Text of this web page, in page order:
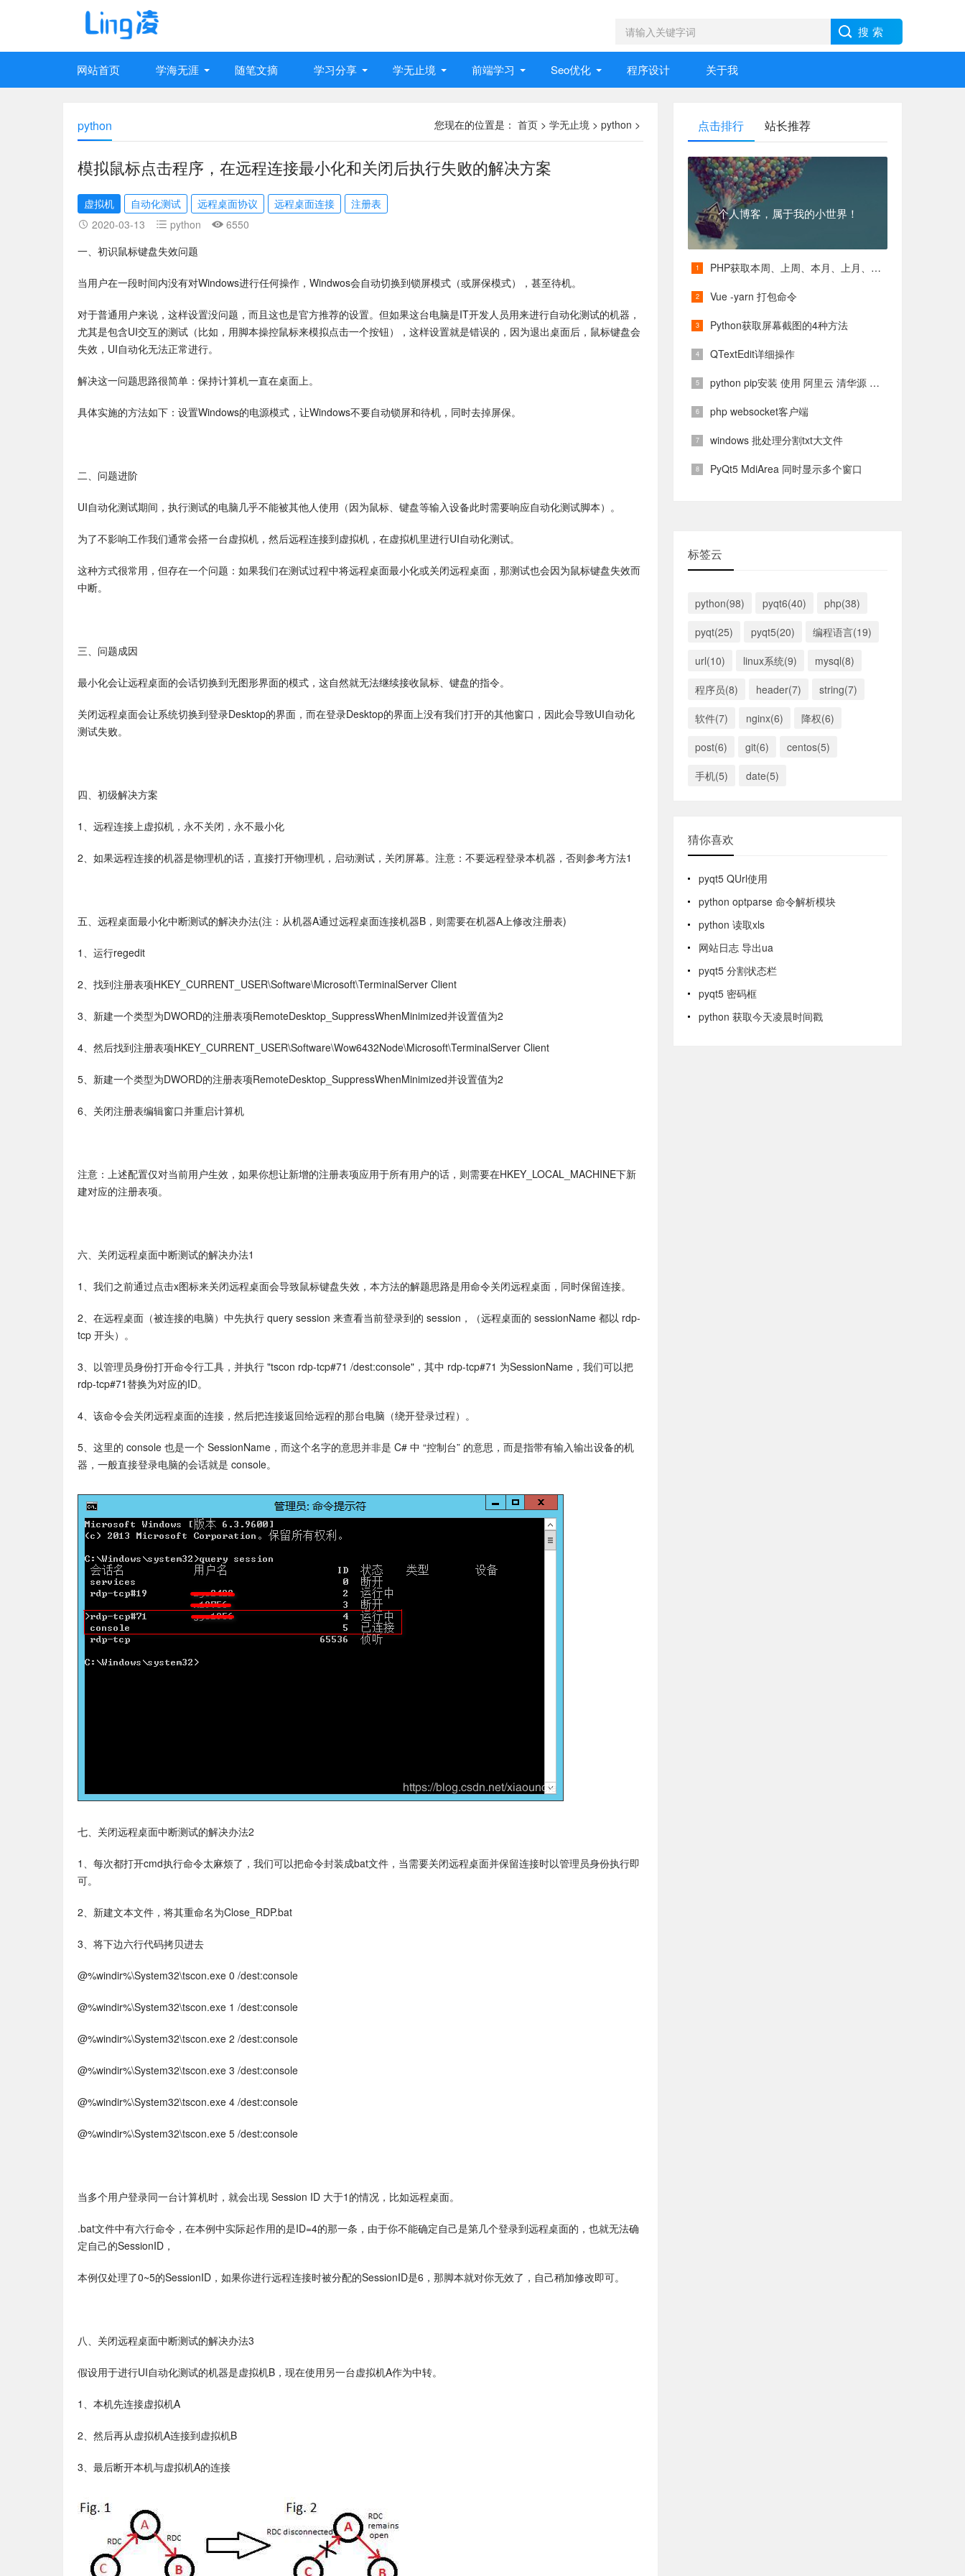
网站首页 学海无涯 随笔文摘 学习分享 学无止境 前端学习 Seo优化 程序设计 关于我
您现在的位置是： 首页 > 学无止境 > python >
python
模拟鼠标点击程序，在远程连接最小化和关闭后执行失败的解决方案
虚拟机 自动化测试 远程桌面协议 远程桌面连接
注册表
2020-03-13
python
6550
一、初识鼠标键盘失效问题
当用户在一段时间内没有对Windows进行任何操作，Windwos会自动切换到锁屏模式（或屏保模式），甚至待机。
对于普通用户来说，这样设置没问题，而且这也是官方推荐的设置。但如果这台电脑是IT开发人员用来进行自动化测试的机器，
尤其是包含UI交互的测试（比如，用脚本操控鼠标来模拟点击一个按钮），这样设置就是错误的，因为退出桌面后，鼠标键盘会
失效，UI自动化无法正常进行。
解决这一问题思路很简单：保持计算机一直在桌面上。
具体实施的方法如下：设置Windows的电源模式，让Windows不要自动锁屏和待机，同时去掉屏保。
二、问题进阶
UI自动化测试期间，执行测试的电脑几乎不能被其他人使用（因为鼠标、键盘等输入设备此时需要响应自动化测试脚本）。
为了不影响工作我们通常会搭一台虚拟机，然后远程连接到虚拟机，在虚拟机里进行UI自动化测试。
这种方式很常用，但存在一个问题：如果我们在测试过程中将远程桌面最小化或关闭远程桌面，那测试也会因为鼠标键盘失效而
中断。
三、问题成因
最小化会让远程桌面的会话切换到无图形界面的模式，这自然就无法继续接收鼠标、键盘的指令。
关闭远程桌面会让系统切换到登录Desktop的界面，而在登录Desktop的界面上没有我们打开的其他窗口，因此会导致UI自动化
测试失败。
四、初级解决方案
1、远程连接上虚拟机，永不关闭，永不最小化
2、如果远程连接的机器是物理机的话，直接打开物理机，启动测试，关闭屏幕。注意：不要远程登录本机器，否则参考方法1
五、远程桌面最小化中断测试的解决办法(注：从机器A通过远程桌面连接机器B，则需要在机器A上修改注册表)
1、运行regedit
2、找到注册表项HKEY_CURRENT_USER\Software\Microsoft\TerminalServer Client
3、新建一个类型为DWORD的注册表项RemoteDesktop_SuppressWhenMinimized并设置值为2
4、然后找到注册表项HKEY_CURRENT_USER\Software\Wow6432Node\Microsoft\TerminalServer Client
5、新建一个类型为DWORD的注册表项RemoteDesktop_SuppressWhenMinimized并设置值为2
6、关闭注册表编辑窗口并重启计算机
注意：上述配置仅对当前用户生效，如果你想让新增的注册表项应用于所有用户的话，则需要在HKEY_LOCAL_MACHINE下新
建对应的注册表项。
六、关闭远程桌面中断测试的解决办法1
1、我们之前通过点击x图标来关闭远程桌面会导致鼠标键盘失效，本方法的解题思路是用命令关闭远程桌面，同时保留连接。
2、在远程桌面（被连接的电脑）中先执行 query session 来查看当前登录到的 session，（远程桌面的 sessionName 都以 rdp-
tcp 开头）。
3、以管理员身份打开命令行工具，并执行 "tscon rdp-tcp#71 /dest:console"，其中 rdp-tcp#71 为SessionName，我们可以把
rdp-tcp#71替换为对应的ID。
4、该命令会关闭远程桌面的连接，然后把连接返回给远程的那台电脑（绕开登录过程）。
5、这里的 console 也是一个 SessionName，而这个名字的意思并非是 C# 中 “控制台” 的意思，而是指带有输入输出设备的机
器，一般直接登录电脑的会话就是 console。
七、关闭远程桌面中断测试的解决办法2
1、每次都打开cmd执行命令太麻烦了，我们可以把命令封装成bat文件，当需要关闭远程桌面并保留连接时以管理员身份执行即
可。
2、新建文本文件，将其重命名为Close_RDP.bat
3、将下边六行代码拷贝进去
@%windir%\System32\tscon.exe 0 /dest:console
@%windir%\System32\tscon.exe 1 /dest:console
@%windir%\System32\tscon.exe 2 /dest:console
@%windir%\System32\tscon.exe 3 /dest:console
@%windir%\System32\tscon.exe 4 /dest:console
@%windir%\System32\tscon.exe 5 /dest:console
当多个用户登录同一台计算机时，就会出现 Session ID 大于1的情况，比如远程桌面。
.bat文件中有六行命令，在本例中实际起作用的是ID=4的那一条，由于你不能确定自己是第几个登录到远程桌面的，也就无法确
定自己的SessionID，
本例仅处理了0~5的SessionID，如果你进行远程连接时被分配的SessionID是6，那脚本就对你无效了，自己稍加修改即可。
八、关闭远程桌面中断测试的解决办法3
假设用于进行UI自动化测试的机器是虚拟机B，现在使用另一台虚拟机A作为中转。
1、本机先连接虚拟机A
2、然后再从虚拟机A连接到虚拟机B
3、最后断开本机与虚拟机A的连接
点击排行 站长推荐
个人博客，属于我的小世界！
PHP获取本周、上周、本月、上月、本季度、上季度等各类具体时间
Vue -yarn 打包命令
Python获取屏幕截图的4种方法
QTextEdit详细操作
python pip安装 使用 阿里云 清华源 镜像源
php websocket客户端
windows 批处理分割txt大文件
PyQt5 MdiArea 同时显示多个窗口
标签云
python(98) pyqt6(40)
php(38)
pyqt(25)
pyqt5(20)
编程语言(19)
url(10)
linux系统(9)
mysql(8)
程序员(8)
header(7)
string(7)
软件(7)
nginx(6)
降权(6)
post(6)
git(6)
centos(5)
手机(5)
date(5)
猜你喜欢
pyqt5 QUrl使用
python optparse 命令解析模块
python 读取xls
网站日志 导出ua
pyqt5 分割状态栏
pyqt5 密码框
python 获取今天凌晨时间戳